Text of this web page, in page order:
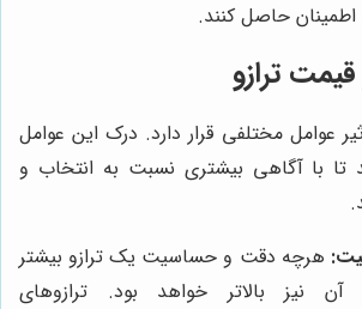
حاصل کنند.
ترازو
عوامل مختلفی قرار دارد. درک این عوامل
با آگاهی بیشتری نسبت به انتخاب و
هرچه دقت و حساسیت یک ترازو بیشتر
نیز بالاتر خواهد بود. ترازوهای